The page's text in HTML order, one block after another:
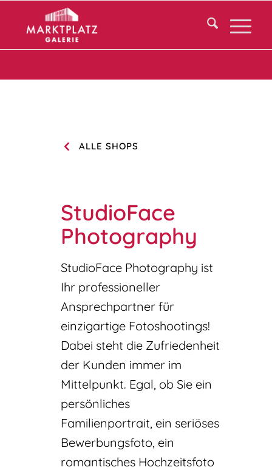
ALLE SHOPS
StudioFace
Photography
StudioFace Photography ist
Ihr professioneller
Ansprechpartner für
einzigartige Fotoshootings!
Dabei steht die Zufriedenheit
der Kunden immer im
Mittelpunkt. Egal, ob Sie ein
persönliches
Familienportrait, ein seriöses
Bewerbungsfoto, ein
romantisches Hochzeitsfoto